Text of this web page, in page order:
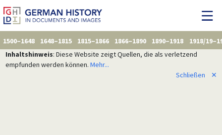
1500–1648 1648–1815 1815–1866 1866–1890 1890–1918
1918/
Inhaltshinweis: Diese Website zeigt Quellen, die als verletzend
empfunden werden können. Mehr...
Schließen
✕